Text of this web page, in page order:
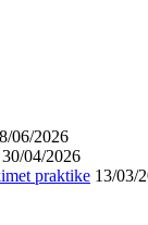
06/2026
30/04/2026
praktike 13/03/